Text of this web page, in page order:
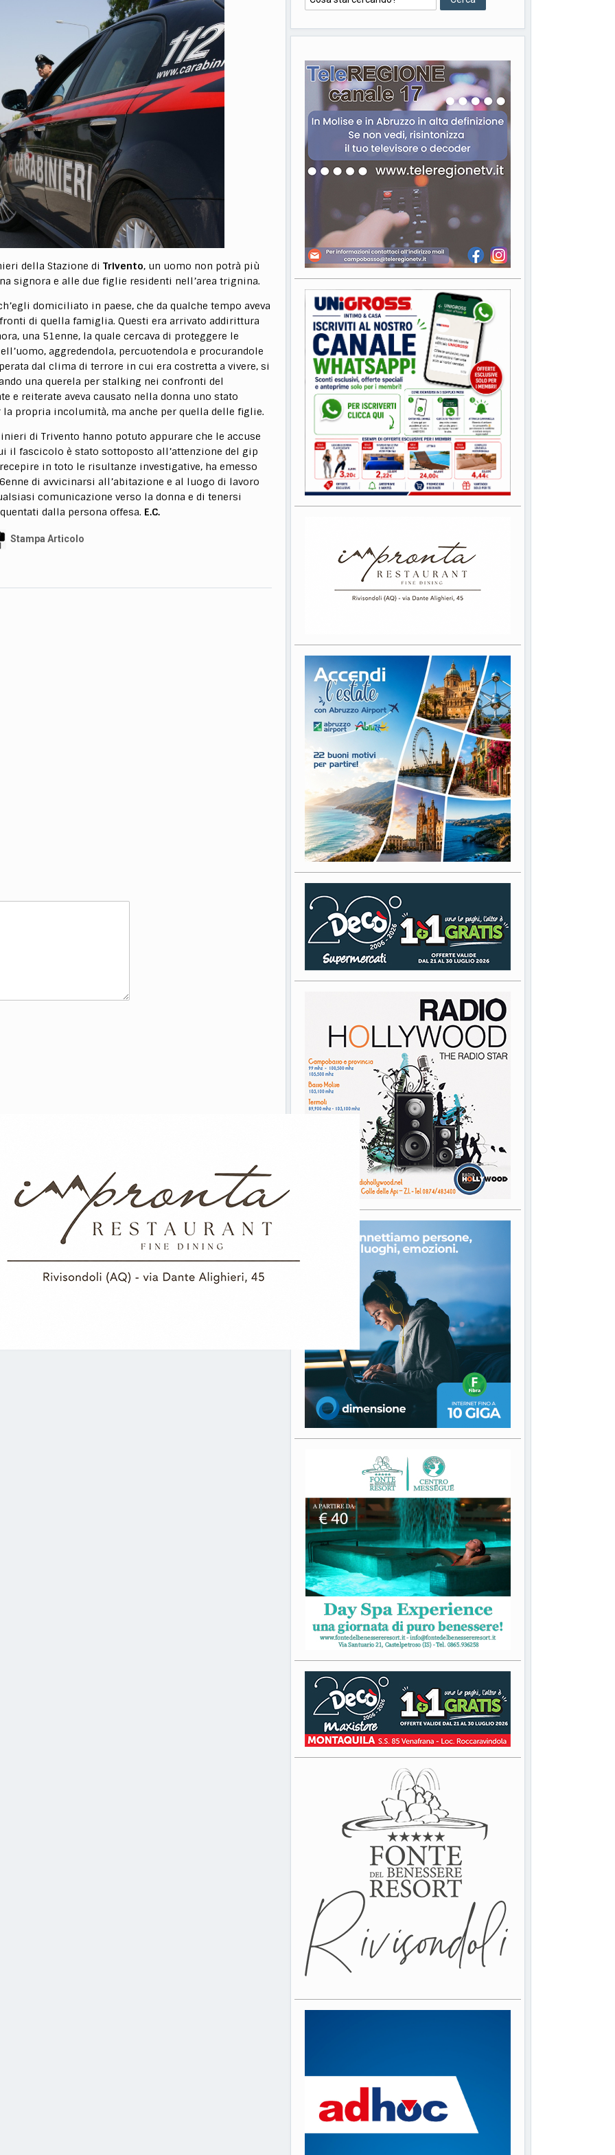
della Stazione di Trivento, un uomo non potrà più
signora e alle due figlie residenti nell’area trignina.
domiciliato in paese, che da qualche tempo aveva
di quella famiglia. Questi era arrivato addirittura
una 51enne, la quale cercava di proteggere le
aggredendola, percuotendola e procurandole
dal clima di terrore in cui era costretta a vivere, si
una querela per stalking nei confronti del
e reiterate aveva causato nella donna uno stato
propria incolumità, ma anche per quella delle figlie.
di Trivento hanno potuto appurare che le accuse
il fascicolo è stato sottoposto all’attenzione del gip
in toto le risultanze investigative, ha emesso
di avvicinarsi all’abitazione e al luogo di lavoro
comunicazione verso la donna e di tenersi
dalla persona offesa. E.C.
Stampa Articolo